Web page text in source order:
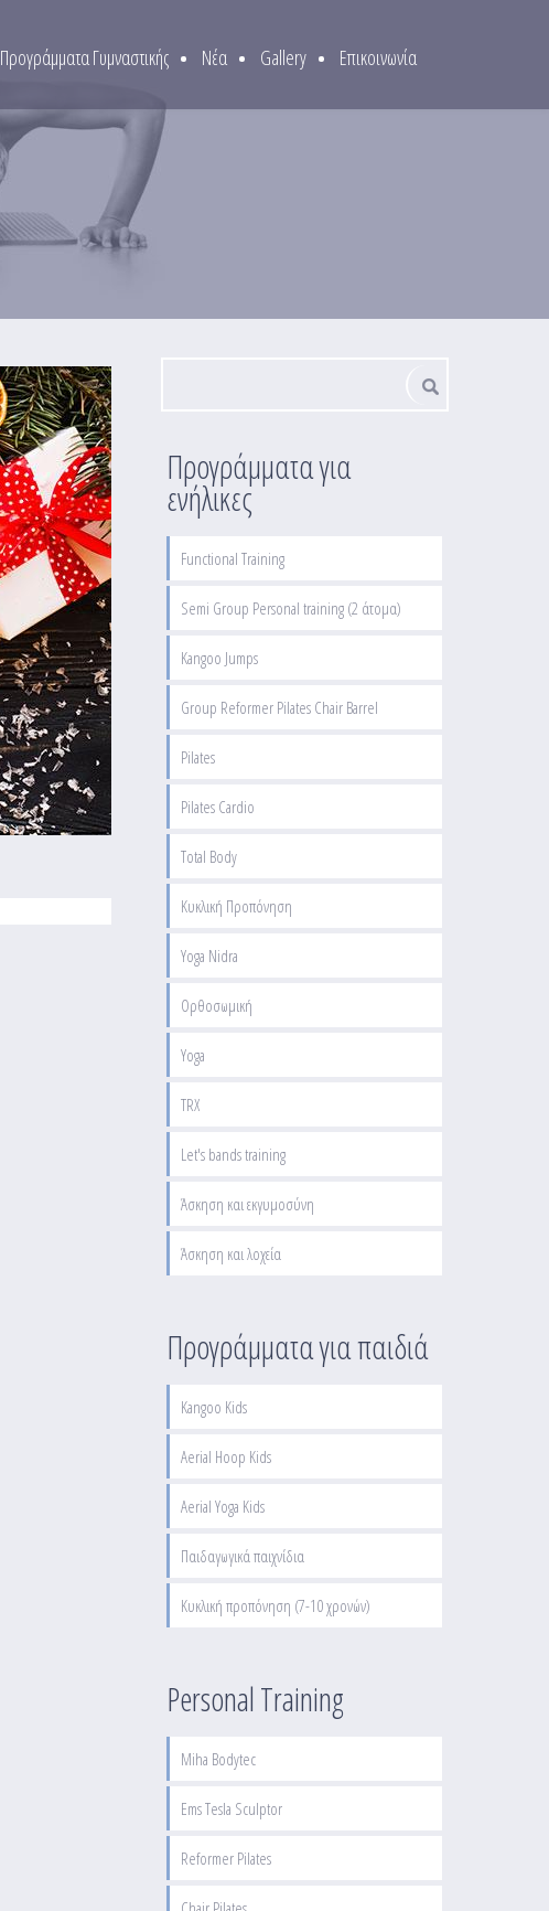
Προγράμματα Γυμναστικής Νέα Gallery Επικοινωνία
Προγράμματα για
ενήλικες
Functional Training
Semi Group Personal training (2 άτομα)
Kangoo Jumps
Group Reformer Pilates Chair Barrel
Pilates
Pilates Cardio
Total Body
Κυκλική Προπόνηση
Yoga Nidra
Ορθοσωμική
Yoga
TRX
Let's bands training
Άσκηση και εκγυμοσύνη
Άσκηση και λοχεία
Προγράμματα για παιδιά
Kangoo Kids
Aerial Hoop Kids
Aerial Yoga Kids
Παιδαγωγικά παιχνίδια
Κυκλική προπόνηση (7-10 χρονών)
Personal Training
Miha Bodytec
Ems Tesla Sculptor
Reformer Pilates